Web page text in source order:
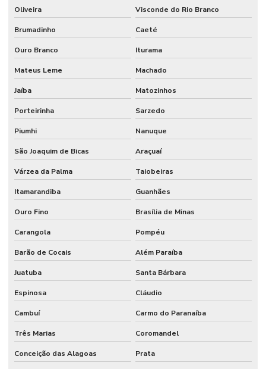
Oliveira Visconde do Rio Branco
Brumadinho Caeté
Ouro Branco Iturama
Mateus Leme Machado
Jaíba Matozinhos
Porteirinha Sarzedo
Piumhi Nanuque
São Joaquim de Bicas Araçuaí
Várzea da Palma Taiobeiras
Itamarandiba Guanhães
Ouro Fino Brasília de Minas
Carangola Pompéu
Barão de Cocais Além Paraíba
Juatuba Santa Bárbara
Espinosa Cláudio
Cambuí Carmo do Paranaíba
Três Marias Coromandel
Conceição das Alagoas Prata